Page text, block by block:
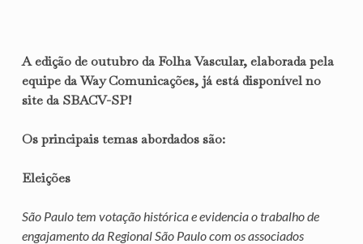
A edição de outubro da Folha Vascular, elaborada pela
equipe da Way Comunicações, já está disponível no
site da SBACV-SP!
Os principais temas abordados são:
Eleições
São Paulo tem votação histórica e evidencia o trabalho de
engajamento da Regional São Paulo com os associados